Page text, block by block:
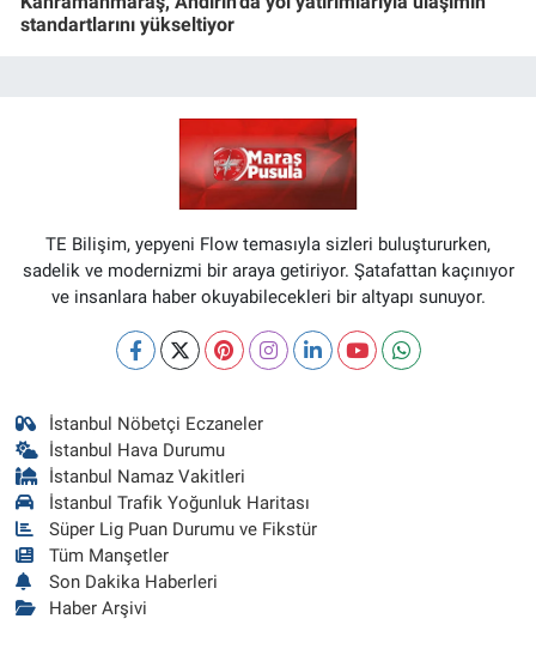
standartlarını yükseltiyor
TE Bilişim, yepyeni Flow temasıyla sizleri buluştururken,
sadelik ve modernizmi bir araya getiriyor. Şatafattan kaçınıyor
ve insanlara haber okuyabilecekleri bir altyapı sunuyor.
İstanbul Nöbetçi Eczaneler
İstanbul Hava Durumu
İstanbul Namaz Vakitleri
İstanbul Trafik Yoğunluk Haritası
Süper Lig Puan Durumu ve Fikstür
Tüm Manşetler
Son Dakika Haberleri
Haber Arşivi